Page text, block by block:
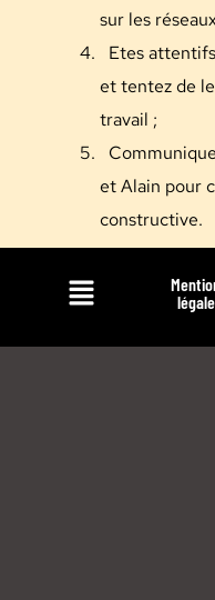
sur les
Etes
et tentez de
travail ;
et Alain pour
constructive.